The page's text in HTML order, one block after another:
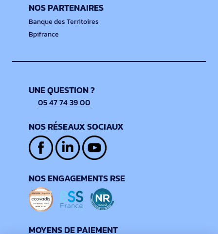
NOS PARTENAIRES
Banque des Territoires
Bpifrance
UNE QUESTION ?
05 47 74 39 00
NOS RÉSEAUX SOCIAUX
NOS ENGAGEMENTS RSE
MOYENS DE PAIEMENT